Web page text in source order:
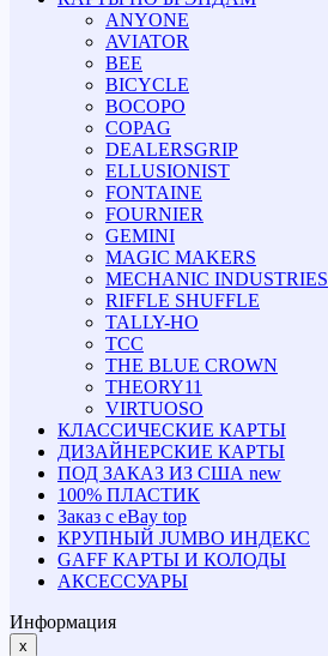
ANYONE
AVIATOR
BEE
BICYCLE
BOCOPO
COPAG
DEALERSGRIP
ELLUSIONIST
FONTAINE
FOURNIER
GEMINI
MAGIC MAKERS
MECHANIC INDUSTRIES
RIFFLE SHUFFLE
TALLY-HO
TCC
THE BLUE CROWN
THEORY11
VIRTUOSO
КЛАССИЧЕСКИЕ КАРТЫ
ДИЗАЙНЕРСКИЕ КАРТЫ
ПОД ЗАКАЗ ИЗ США new
100% ПЛАСТИК
Заказ с eBay top
КРУПНЫЙ JUMBO ИНДЕКС
GAFF КАРТЫ И КОЛОДЫ
АКСЕССУАРЫ
Информация
x